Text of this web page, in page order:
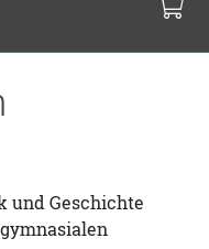
und Geschichte